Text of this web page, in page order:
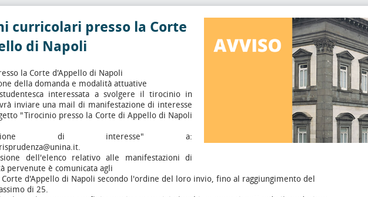
curricolari presso la Corte
di Napoli
la Corte d'Appello di Napoli
della domanda e modalità attuative
interessata a svolgere il tirocinio in
inviare una mail di manifestazione di interesse
"Tirocinio presso la Corte di Appello di Napoli
di interesse" a:
dell'elenco relativo alle manifestazioni di
pervenute è comunicata agli
d'Appello di Napoli secondo l'ordine del loro invio, fino al raggiungimento del
di 25.